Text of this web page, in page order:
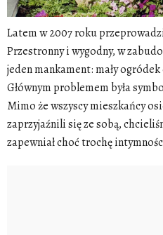
Latem w 2007 roku
Przestronny i wygodny, w
jeden mankament: mały
Głównym problemem była
Mimo że wszyscy mieszkańcy
zaprzyjaźnili się ze sobą,
zapewniał choć trochę